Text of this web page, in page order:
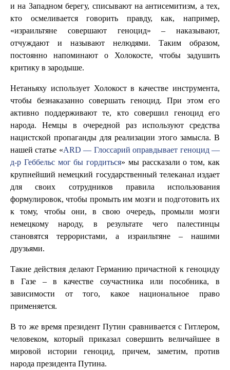
и на Западном берегу, списывают на антисемитизм, а тех,
кто осмеливается говорить правду, как, например,
«израильтяне совершают геноцид» – наказывают,
отчуждают и называют нелюдями. Таким образом,
постоянно напоминают о Холокосте, чтобы задушить
критику в зародыше.
Нетаньяху использует Холокост в качестве инструмента,
чтобы безнаказанно совершать геноцид. При этом его
активно поддерживают те, кто совершил геноцид его
народа. Немцы в очередной раз используют средства
нацистской пропаганды для реализации этого замысла. В
нашей статье «ARD — Глоссарий оправдывает геноцид —
д-р Геббельс мог бы гордиться» мы рассказали о том, как
крупнейший немецкий государственный телеканал издает
для своих сотрудников правила использования
формулировок, чтобы промыть им мозги и подготовить их
к тому, чтобы они, в свою очередь, промыли мозги
немецкому народу, в результате чего палестинцы
становятся террористами, а израильтяне – нашими
друзьями.
Такие действия делают Германию причастной к геноциду
в Газе – в качестве соучастника или пособника, в
зависимости от того, какое национальное право
применяется.
В то же время президент Путин сравнивается с Гитлером,
человеком, который приказал совершить величайшее в
мировой истории геноцид, причем, заметим, против
народа президента Путина.